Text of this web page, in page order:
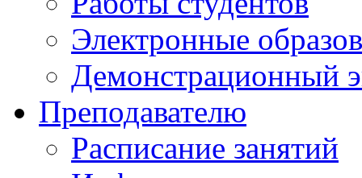
Электронные
Демонстрационный
Преподавателю
Расписание занятий